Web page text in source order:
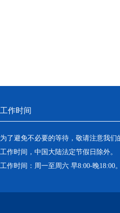
工作时间
为了避免不必要的等待，敬请注意我
工作时间，中国大陆法定节假日除外。
工作时间：周一至周六 早8:00-晚18:00